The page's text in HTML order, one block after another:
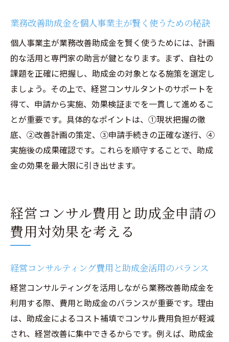
業務改善助成金を個人事業主が賢く使うための秘訣
個人事業主が業務改善助成金を賢く使うためには、計画
的な活用と専門家の助言が鍵となります。まず、自社の
課題を正確に把握し、助成金の対象となる施策を選定し
ましょう。その上で、経営コンサルタントのサポートを
得て、申請から実施、効果検証までを一貫して進めるこ
とが重要です。具体的なポイントは、①現状把握の徹
底、②改善計画の策定、③申請手続きの正確な遂行、④
実施後の成果確認です。これらを順守することで、助成
金の効果を最大限に引き出せます。
経営コンサル費用と助成金申請の
費用対効果を考える
経営コンサルティング費用と助成金活用のバランス
経営コンサルティングを活用しながら業務改善助成金を
利用する際、費用と助成金のバランスが重要です。理由
は、助成金によるコスト補填でコンサル費用負担が軽減
され、経営改善に集中できるからです。例えば、助成金